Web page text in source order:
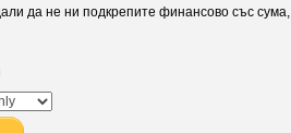
да не ни подкрепите финансово със сума,